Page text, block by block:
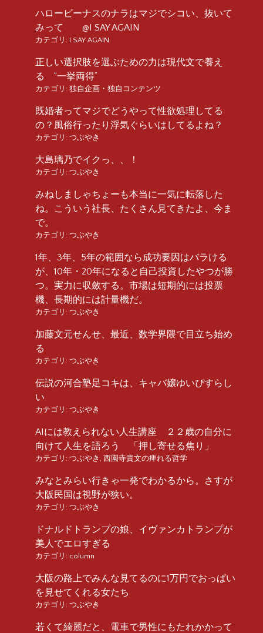
ハロービーナスのナラはマジでシコい、抜いて
みって @I SAY AGAIN
カテゴリ: I SAY AGAIN
正しい選択肢を選ぶための力は現代文で養え
る “一挙両得”
カテゴリ: 独自企画・独自コンテンツ
既婚者ってマジでどうやって性欲処理してる
の？風俗行ったり浮気ぐらいはしてるよね？
カテゴリ: つぶやき
大島璃乃でイクっ、、！
カテゴリ: つぶやき
みねしましゃちょーも本当に一気に転落した
ね。こういう社長、たくさん見てきたよ、今ま
で。
カテゴリ: つぶやき
1年、3年、5年の範囲なら成功要因はバラける
が、10年・20年になると自己投資したやつが勝
つ。実力に収斂する。市場は短期的には投票
機、長期的には計量機だ。
カテゴリ: つぶやき
加藤文元せんせ、最近、数学界隈で目立ち始め
る
カテゴリ: つぶやき
伝説の河合塾足コキは、キャバ嬢ゆいぴすらし
い
カテゴリ: つぶやき
AIには教えられない人生講座 ２２歳の自分に
向けて人生を語ろう 「押し寄せる焦り」
カテゴリ: つぶやき 西園寺貴文の痺れる哲学
みなとみらい行きゃ一発でわかるから。さすが
大阪民国は視野が狭い。
カテゴリ: つぶやき
ドナルドトランプの娘、イヴァンカトランプが
美人でエロすぎる
カテゴリ: column
大阪の路上でみんな見てるのに1万円でおっぱい
を見せてくれる女たち
カテゴリ: つぶやき
若くて綺麗だと、電車で男性にもたれかかって